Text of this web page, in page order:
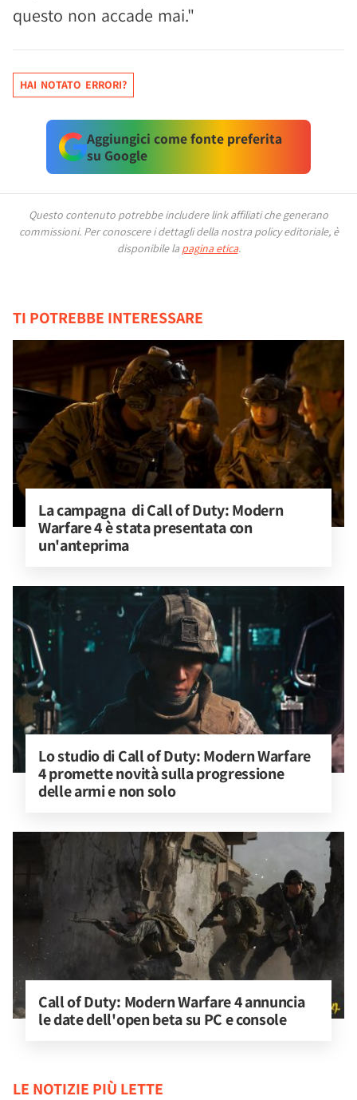
questo non accade mai."
HAI NOTATO ERRORI?
Aggiungici come fonte preferita
su Google
Questo contenuto potrebbe includere link affiliati che generano
commissioni. Per conoscere i dettagli della nostra policy editoriale, è
disponibile la pagina etica.
TI POTREBBE INTERESSARE
La campagna  di Call of Duty: Modern
Warfare 4 è stata presentata con
un'anteprima
Lo studio di Call of Duty: Modern Warfare
4 promette novità sulla progressione
delle armi e non solo
Call of Duty: Modern Warfare 4 annuncia
le date dell'open beta su PC e console
LE NOTIZIE PIÙ LETTE